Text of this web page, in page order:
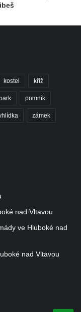
kostel kříž
pomník
zámek
nad Vltavou
ve Hluboké nad
nad Vltavou